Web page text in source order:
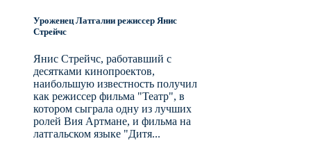
Уроженец Латгалии режиссер Янис
Стрейчc
Янис Стрейчс, работавший с
десятками кинопроектов,
наибольшую известность получил
как режиссер фильма "Театр", в
котором сыграла одну из лучших
ролей Вия Артмане, и фильма на
латгальском языке "Дитя...